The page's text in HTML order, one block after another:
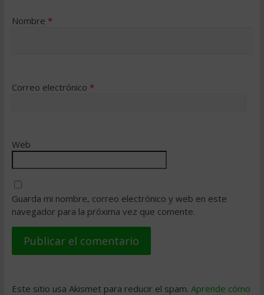
Nombre *
Correo electrónico *
Web
Guarda mi nombre, correo electrónico y web en este
navegador para la próxima vez que comente.
Este sitio usa Akismet para reducir el spam. Aprende cómo